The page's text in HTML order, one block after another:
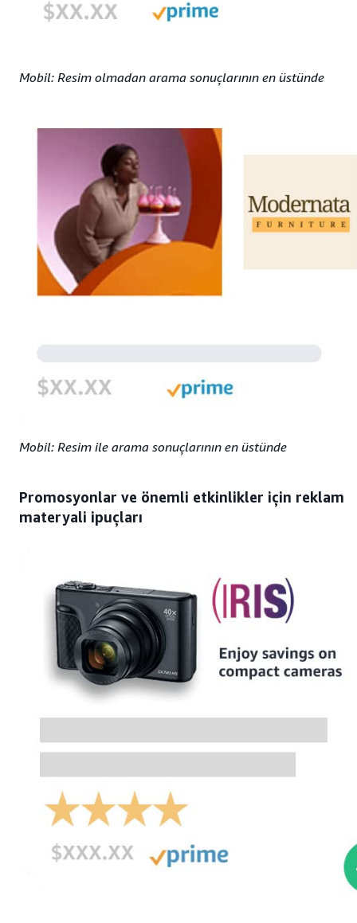
Mobil: Resim olmadan arama sonuçlarının en üstünde
Mobil: Resim ile arama sonuçlarının en üstünde
Promosyonlar ve önemli etkinlikler için reklam
materyali ipuçları